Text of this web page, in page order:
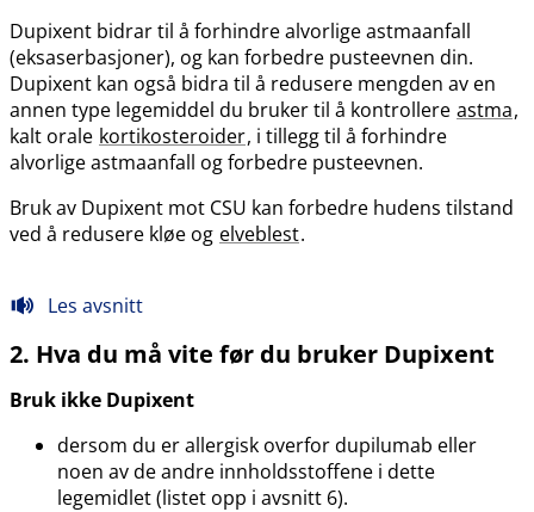
Dupixent bidrar til å forhindre alvorlige astmaanfall
(eksaserbasjoner), og kan forbedre pusteevnen din.
Dupixent kan også bidra til å redusere mengden av en
annen type legemiddel du bruker til å kontrollere astma,
kalt orale kortikosteroider, i tillegg til å forhindre
alvorlige astmaanfall og forbedre pusteevnen.
Bruk av Dupixent mot CSU kan forbedre hudens tilstand
ved å redusere kløe og elveblest.
Les avsnitt
2. Hva du må vite før du bruker Dupixent
Bruk ikke Dupixent
dersom du er allergisk overfor dupilumab eller
noen av de andre innholdsstoffene i dette
legemidlet (listet opp i avsnitt 6).